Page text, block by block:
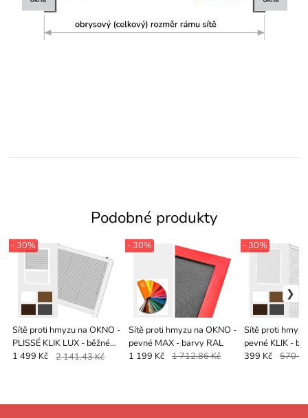
Podobné produkty
Sítě proti hmyzu na OKNO -
PLISSÉ KLIK LUX - běžné
odstíny
- 30%
1 499 Kč 2 141.43 Kč
Sítě proti hmyzu na OKNO -
pevné MAX - barvy RAL
- 30%
1 199 Kč 1 712.86 Kč
Sítě proti
pevné KLIK -
- 30%
399 Kč 570 Kč